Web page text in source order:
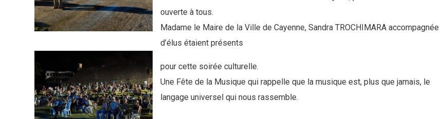
ouverte à tous.
Madame le Maire de la Ville de Cayenne, Sandra TROCHIMARA accompagnée
d’élus étaient présents
pour cette soirée culturelle.
Une Fête de la Musique qui rappelle que la musique est, plus que jamais, le
langage universel qui nous rassemble.
Espace citoyens EN LIGNE
01/01/2024